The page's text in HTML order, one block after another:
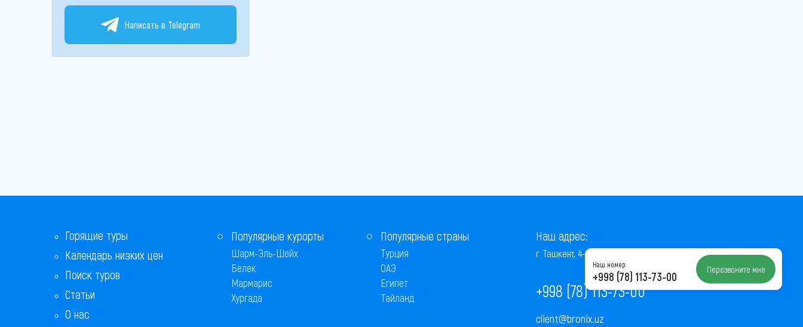
Написать в Telegram
Горящие туры
Календарь низких цен
Поиск туров
Статьи
О нас
Популярные курорты
Шарм-Эль-Шейх
Белек
Мармарис
Хургада
Популярные страны
Турция
ОАЭ
Египет
Тайланд
Наш адрес:
г. Ташкент, 4-й проезд Ниёзбек Йули, 7
+998 (78) 113-73-00
client@bronix.uz
Наш номер:
+998 (78) 113-73-00 Перезвоните мне